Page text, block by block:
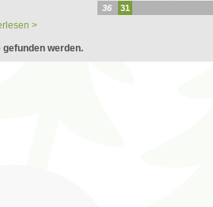
>
36
31
gefunden werden.